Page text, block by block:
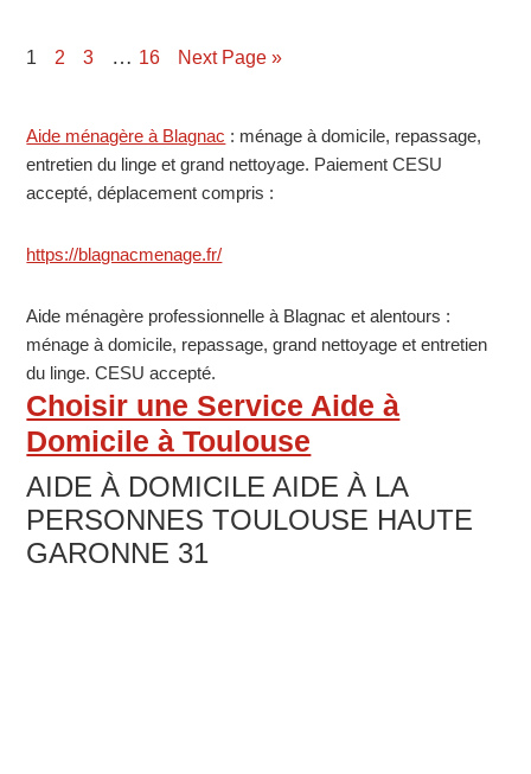
ACCOMPAGNEMENT
NATUREL
A
70000
Service
d’Accompagnement
à
la
Vie
Sociale
(S.A.V.S.)
Page
1 Page
2 Page
3 … Page
16 Next Page »
Primary
Sidebar
Aide ménagère à Blagnac : ménage à domicile, repassage,
entretien du linge et grand nettoyage. Paiement CESU
accepté, déplacement compris :
https://blagnacmenage.fr/
Aide ménagère professionnelle à Blagnac et alentours :
ménage à domicile, repassage, grand nettoyage et entretien
du linge. CESU accepté.
Choisir une Service Aide à
Domicile à Toulouse
AIDE À DOMICILE AIDE À LA
PERSONNES TOULOUSE HAUTE
GARONNE 31